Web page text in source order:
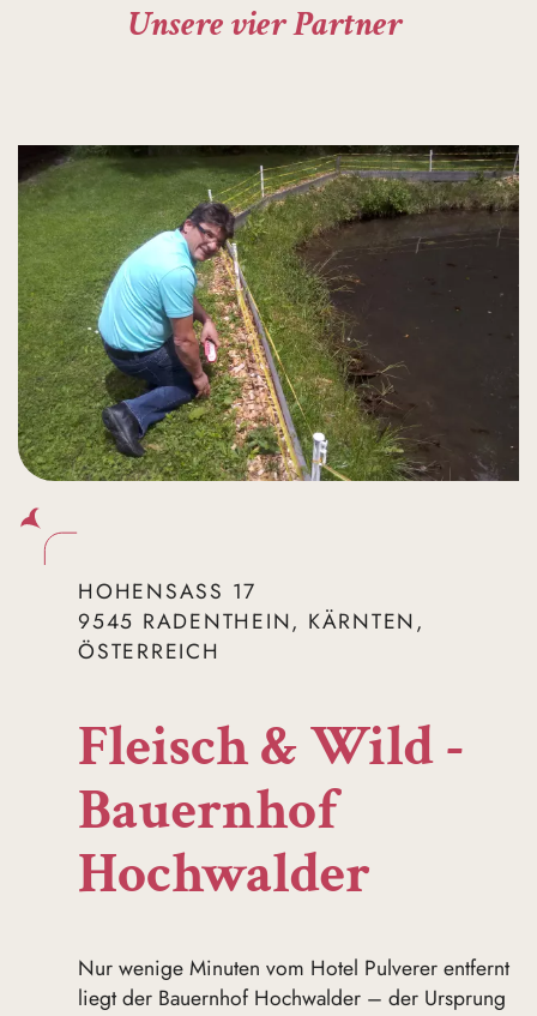
Unsere vier Partner
HOHENSASS 17
9545 RADENTHEIN, KÄRNTEN,
ÖSTERREICH
Fleisch & Wild -
Bauernhof
Hochwalder
Nur wenige Minuten vom Hotel Pulverer entfernt
liegt der Bauernhof Hochwalder – der Ursprung